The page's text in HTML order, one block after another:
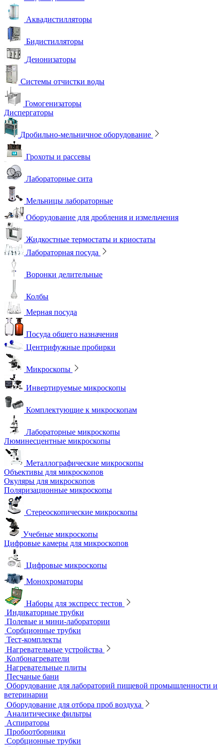
Аквадистилляторы
Бидистилляторы
Деионизаторы
Системы отчистки воды
Гомогенизаторы
Диспергаторы
Дробильно-мельничное оборудование
Грохоты и рассевы
Лабораторные сита
Мельницы лабораторные
Оборудование для дробления и измельчения
Жидкостные термостаты и криостаты
Лабораторная посуда
Воронки делительные
Колбы
Мерная посуда
Посуда общего назначения
Центрифужные пробирки
Микроскопы
Инвертируемые микроскопы
Комплектующие к микроскопам
Лабораторные микроскопы
Люминесцентные микроскопы
Металлографические микроскопы
Объективы для микроскопов
Окуляры для микроскопов
Поляризационные микроскопы
Стереоскопические микроскопы
Учебные микроскопы
Цифровые камеры для микроскопов
Цифровые микроскопы
Монохроматоры
Наборы для экспресс тестов
Индикаторные трубки
Полевые и мини-лаборатории
Сорбционные трубки
Тест-комплекты
Нагревательные устройства
Колбонагреватели
Нагревательные плиты